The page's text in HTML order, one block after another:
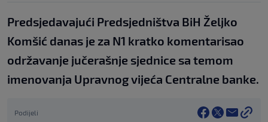
Predsjedavajući Predsjedništva BiH Željko
Komšić danas je za N1 kratko komentarisao
održavanje jučerašnje sjednice sa temom
imenovanja Upravnog vijeća Centralne banke.
Podijeli